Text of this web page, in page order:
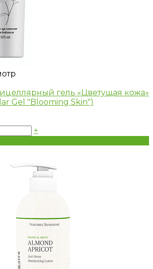
гель «Цветущая кожа»
Gel "Blooming Skin")
+